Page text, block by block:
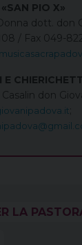
PIO X»
Donna dott. don
/ Fax 049-
: Casalin don
LA